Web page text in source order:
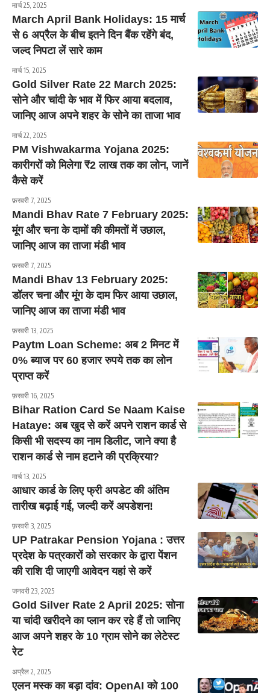
मार्च 25, 2025
March April Bank Holidays: 15 मार्च
से 6 अप्रैल के बीच इतने दिन बैंक रहेंगे बंद,
जल्द निपटा लें सारे काम
मार्च 15, 2025
Gold Silver Rate 22 March 2025:
सोने और चांदी के भाव में फिर आया बदलाव,
जानिए आज अपने शहर के सोने का ताजा भाव
मार्च 22, 2025
PM Vishwakarma Yojana 2025:
कारीगरों को मिलेगा ₹2 लाख तक का लोन, जानें
कैसे करें
फ़रवरी 7, 2025
Mandi Bhav Rate 7 February 2025:
मूंग और चना के दामों की कीमतों में उछाल,
जानिए आज का ताजा मंडी भाव
फ़रवरी 7, 2025
Mandi Bhav 13 February 2025:
डॉलर चना और मूंग के दाम फिर आया उछाल,
जानिए आज का ताजा मंडी भाव
फ़रवरी 13, 2025
Paytm Loan Scheme: अब 2 मिनट में
0% ब्याज पर 60 हजार रुपये तक का लोन
प्राप्त करें
फ़रवरी 16, 2025
Bihar Ration Card Se Naam Kaise
Hataye: अब खुद से करें अपने राशन कार्ड से
किसी भी सदस्य का नाम डिलीट, जाने क्या है
राशन कार्ड से नाम हटाने की प्रक्रिया?
मार्च 13, 2025
आधार कार्ड के लिए फ्री अपडेट की अंतिम
तारीख बढ़ाई गई, जल्दी करें अपडेशन!
फ़रवरी 3, 2025
UP Patrakar Pension Yojana : उत्तर
प्रदेश के पत्रकारों को सरकार के द्वारा पेंशन
की राशि दी जाएगी आवेदन यहां से करें
जनवरी 23, 2025
Gold Silver Rate 2 April 2025: सोना
या चांदी खरीदने का प्लान कर रहे हैं तो जानिए
आज अपने शहर के 10 ग्राम सोने का लेटेस्ट
रेट
अप्रैल 2, 2025
एलन मस्क का बड़ा दांव: OpenAI को 100